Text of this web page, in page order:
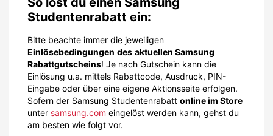
Studentenrabatt ein:
Bitte beachte immer die jeweiligen
Einlösebedingungen des aktuellen Samsung
Rabattgutscheins! Je nach Gutschein kann die
Einlösung u.a. mittels Rabattcode, Ausdruck, PIN-
Eingabe oder über eine eigene Aktionsseite erfolgen.
Sofern der Samsung Studentenrabatt online im Store
unter samsung.com eingelöst werden kann, gehst du
am besten wie folgt vor.